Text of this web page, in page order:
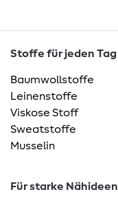
Stoffe für jeden Tag
Baumwollstoffe
Leinenstoffe
Viskose Stoff
Sweatstoffe
Musselin
Für starke Nähideen